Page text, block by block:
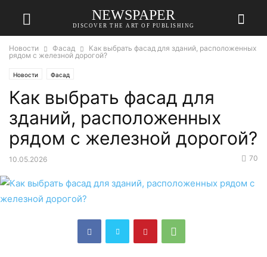
NEWSPAPER
DISCOVER THE ART OF PUBLISHING
Новости Фасад
Как выбрать фасад для зданий, расположенных
рядом с железной дорогой?
Новости Фасад
Как выбрать фасад для
зданий, расположенных
рядом с железной дорогой?
10.05.2026 70